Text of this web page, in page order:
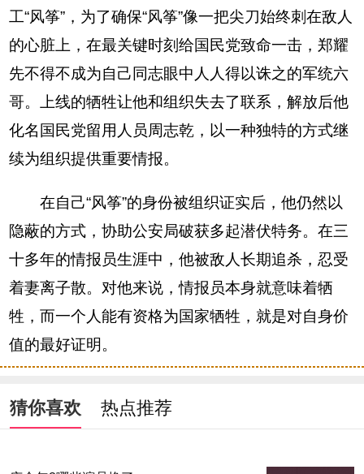
工“风筝”，为了确保“风筝”像一把尖刀始终刺在敌人
的心脏上，在最关键时刻给国民党致命一击，郑耀
先不得不成为自己同志眼中人人得以诛之的军统六
哥。上线的牺牲让他和组织失去了联系，解放后他
化名国民党留用人员周志乾，以一种独特的方式继
续为组织提供重要情报。
在自己“风筝”的身份被组织证实后，他仍然以
隐蔽的方式，协助公安局破获多起潜伏特务。在三
十多年的情报员生涯中，他被敌人长期追杀，忍受
着妻离子散。对他来说，情报员本身就意味着牺
牲，而一个人能有资格为国家牺牲，就是对自身价
值的最好证明。
猜你喜欢 热点推荐